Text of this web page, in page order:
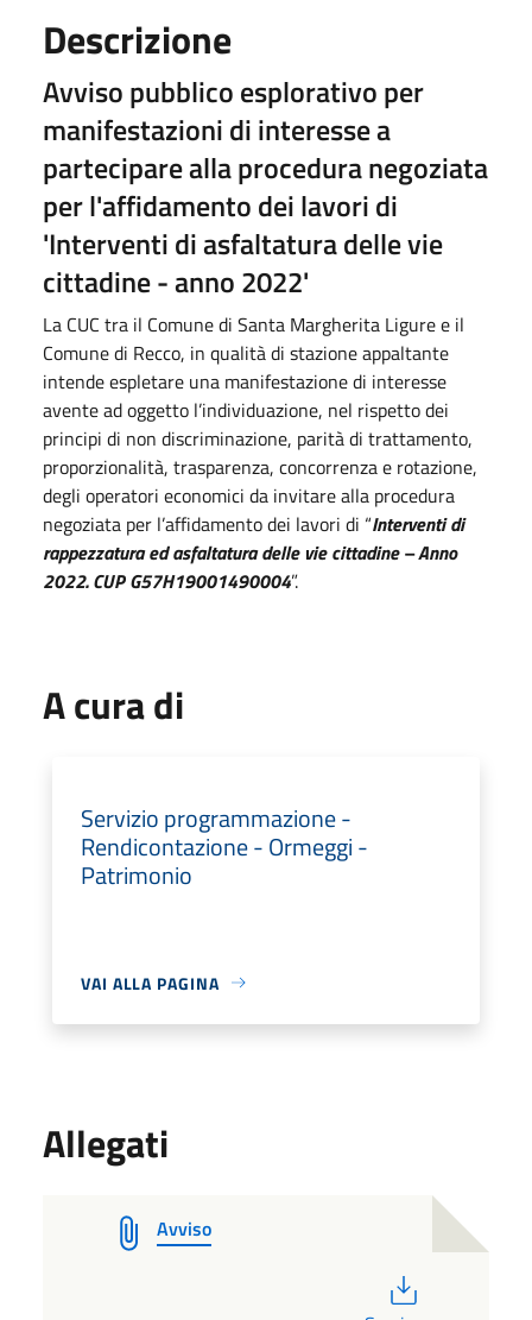
Descrizione
Avviso pubblico esplorativo per
manifestazioni di interesse a
partecipare alla procedura negoziata
per l'affidamento dei lavori di
'Interventi di asfaltatura delle vie
cittadine - anno 2022'
La CUC tra il Comune di Santa Margherita Ligure e il
Comune di Recco, in qualità di stazione appaltante
intende espletare una manifestazione di interesse
avente ad oggetto l’individuazione, nel rispetto dei
principi di non discriminazione, parità di trattamento,
proporzionalità, trasparenza, concorrenza e rotazione,
degli operatori economici da invitare alla procedura
negoziata per l’affidamento dei lavori di “Interventi di
rappezzatura ed asfaltatura delle vie cittadine – Anno
2022. CUP G57H19001490004”.
A cura di
Servizio programmazione -
Rendicontazione - Ormeggi -
Patrimonio
VAI ALLA PAGINA
Allegati
Avviso